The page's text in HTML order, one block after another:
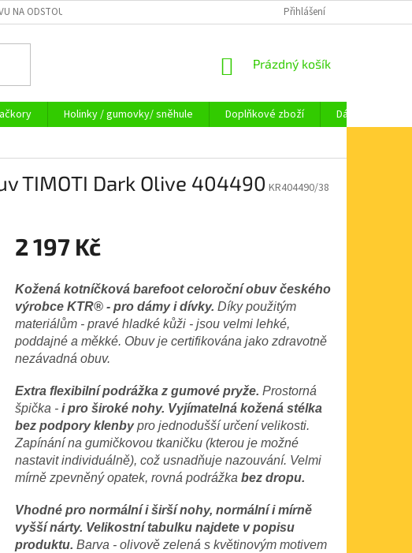
NA ODSTOUPENÍ OD SMLOUVY KAMENNÁ PRODEJNA
Přihlášení
NÁKUPNÍ
Prázdný košík
Holinky / gumovky/ sněhule Doplňkové zboží
Dárkové
TIMOTI Dark Olive 404490 KR404490/38
2 197 Kč
cena:
Kožená kotníčková barefoot celoroční obuv českého
výrobce KTR® - pro dámy i dívky. Díky použitým
materiálům - pravé hladké kůži - jsou velmi lehké,
poddajné a měkké. Obuv je certifikována jako zdravotně
nezávadná obuv.
Extra flexibilní podrážka z gumové pryže. Prostorná
špička - i pro široké nohy. Vyjímatelná kožená stélka
bez podpory klenbypro jednodušší určení velikosti.
Zapínání na gumičkovou tkaničku (kterou je možné
nastavit individuálně), což usnadňuje nazouvání. Velmi
mírně zpevněný opatek, rovná podrážka bez dropu.
Vhodné pro normální i širší nohy, normální i mírně
vyšší nárty. Velikostní tabulku najdete v popisu
produktu. Barva - olivově zelená s květinovým motivem